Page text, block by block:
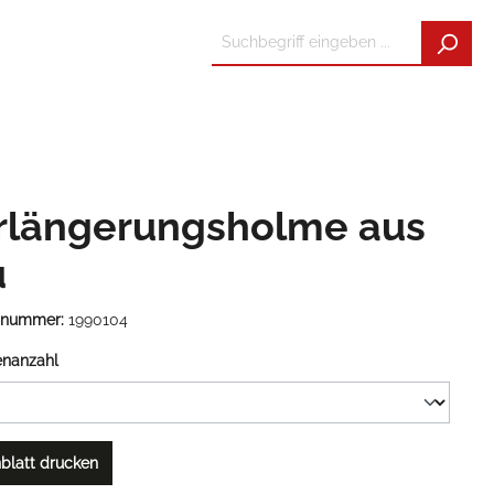
aus
1990104
drucken